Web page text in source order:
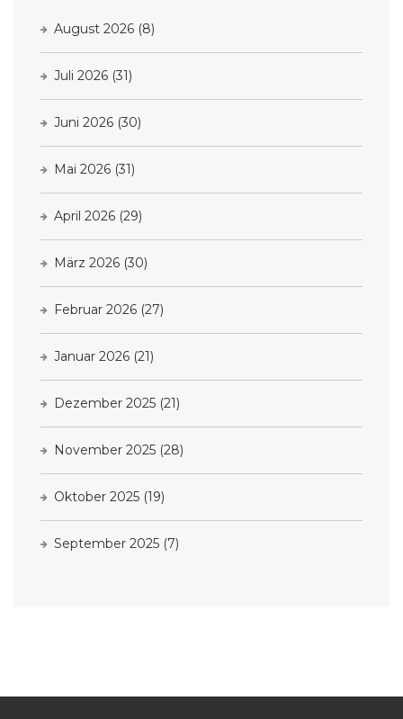
August 2026 (8)
Juli 2026 (31)
Juni 2026 (30)
Mai 2026 (31)
April 2026 (29)
März 2026 (30)
Februar 2026 (27)
Januar 2026 (21)
Dezember 2025 (21)
November 2025 (28)
Oktober 2025 (19)
September 2025 (7)